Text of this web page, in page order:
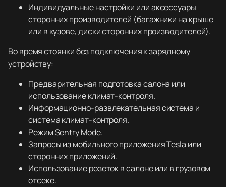
Индивидуальные настройки или аксессуары
сторонних производителей (багажники на крыше
или в кузове, диски сторонних производителей).
Во время стоянки без подключения к зарядному
устройству:
Предварительная подготовка салона или
использование климат-контроля.
Информационно-развлекательная система и
система климат-контроля.
Режим Sentry Mode.
Запросы из мобильного приложения Tesla или
сторонних приложений.
Использование розеток в салоне или в грузовом
отсеке.